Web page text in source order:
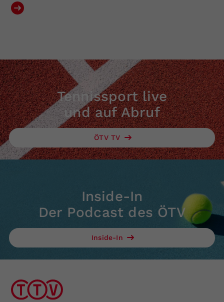
Tennissport live
und auf Abruf
ÖTV TV
Inside-In
Der Podcast des ÖTV
Inside-In